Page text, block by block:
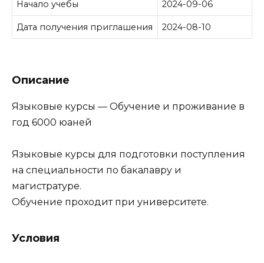
Начало учебы 2024-09-06
Дата получения приглашения 2024-08-10
Описание
Языковые курсы — Обучение и проживание в
год 6000 юаней
Языковые курсы для подготовки поступления
на специальности по бакалавру и
магистратуре.
Обучение проходит при университете.
Условия